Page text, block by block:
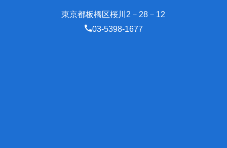
東京都板橋区桜川2－28－12
03-5398-1677